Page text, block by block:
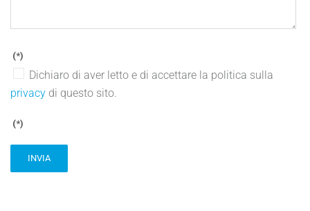
(*)
Dichiaro di aver letto e di accettare la politica sulla
privacy di questo sito.
(*)
INVIA